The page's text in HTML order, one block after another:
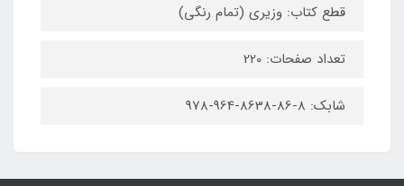
قطع کتاب: وزیری (تمام رنگی)
تعداد صفحات: 220
شابک: 8-86-8638-964-978